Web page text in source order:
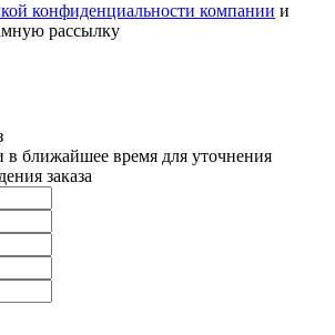
конфиденциальности компании и
рассылку
ближайшее время для уточнения
заказа